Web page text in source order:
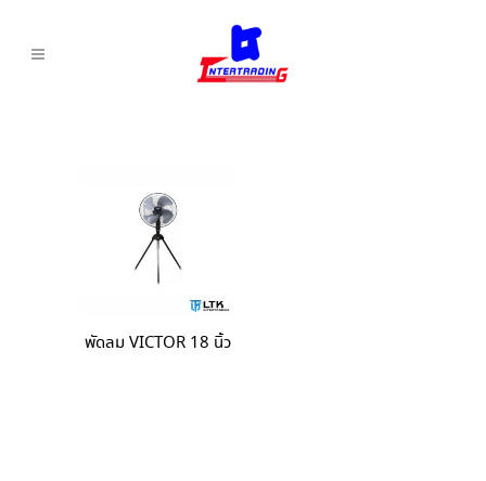
พัดลม VICTOR 18 นิ้ว